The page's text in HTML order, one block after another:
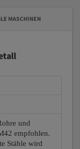
MASCHINEN
und
empfohlen.
Stähle wird